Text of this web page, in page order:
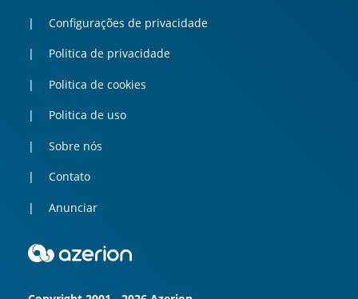
Configurações de privacidade
Politica de privacidade
Politica de cookies
Politica de uso
Sobre nós
Contato
Anunciar